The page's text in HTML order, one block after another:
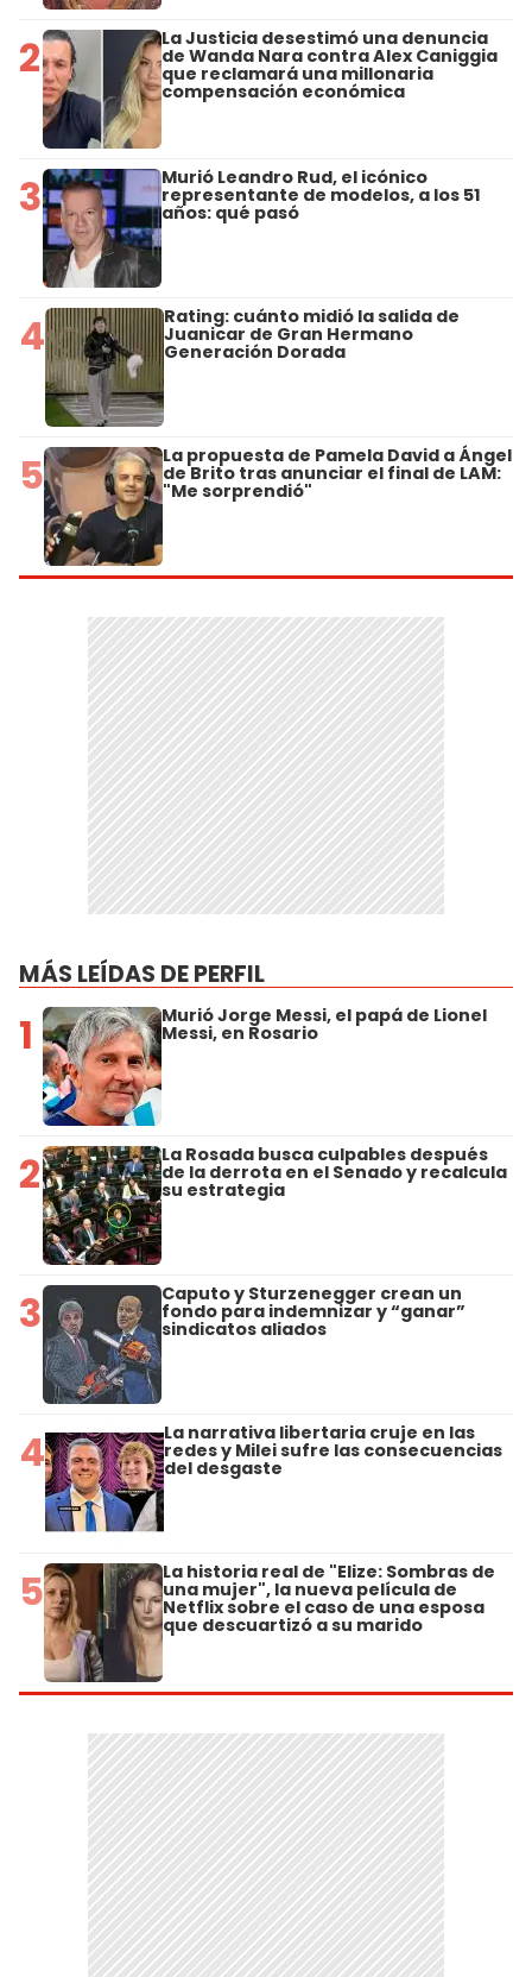
2 La Justicia desestimó una denuncia
de Wanda Nara contra Alex Caniggia
que reclamará una millonaria
compensación económica
3 Murió Leandro Rud, el icónico
representante de modelos, a los 51
años: qué pasó
4 Rating: cuánto midió la salida de
Juanicar de Gran Hermano
Generación Dorada
5 La propuesta de Pamela David a Ángel
de Brito tras anunciar el final de LAM:
"Me sorprendió"
MÁS LEÍDAS DE PERFIL
1 Murió Jorge Messi, el papá de Lionel
Messi, en Rosario
2 La Rosada busca culpables después
de la derrota en el Senado y recalcula
su estrategia
3 Caputo y Sturzenegger crean un
fondo para indemnizar y “ganar”
sindicatos aliados
4 La narrativa libertaria cruje en las
redes y Milei sufre las consecuencias
del desgaste
5 La historia real de "Elize: Sombras de
una mujer", la nueva película de
Netflix sobre el caso de una esposa
que descuartizó a su marido